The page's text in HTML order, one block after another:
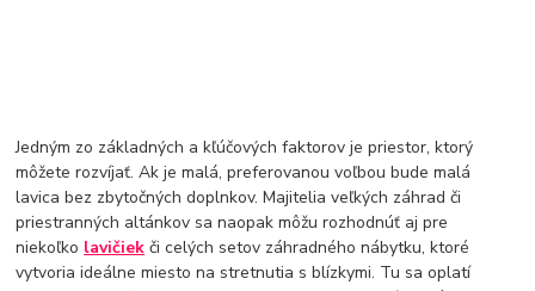
Jedným zo základných a kľúčových faktorov je priestor, ktorý
môžete rozvíjať. Ak je malá, preferovanou voľbou bude malá
lavica bez zbytočných doplnkov. Majitelia veľkých záhrad či
priestranných altánkov sa naopak môžu rozhodnúť aj pre
niekoľko lavičiek či celých setov záhradného nábytku, ktoré
vytvoria ideálne miesto na stretnutia s blízkymi. Tu sa oplatí